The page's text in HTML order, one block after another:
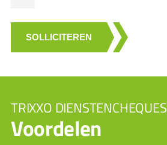
TRIXXO DIENSTENCHEQUES
Voordelen
SOLLICITEREN